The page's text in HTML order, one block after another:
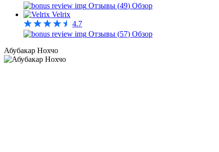
Отзывы (49) Обзор
Velrix
4.7
Отзывы (57) Обзор
Абубакар Нохчо